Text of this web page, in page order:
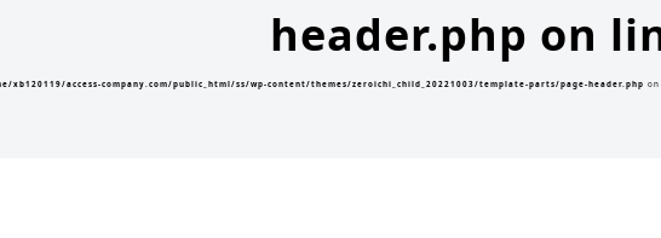
header.php on
xb120119/access-company.com/public_html/ss/wp-content/themes/zeroichi_child_20221003/template-parts/page-header.php